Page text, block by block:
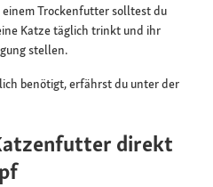
Trockenfutter solltest du
Katze täglich trinkt und ihr
stellen.
benötigt, erfährst du unter der
direkt